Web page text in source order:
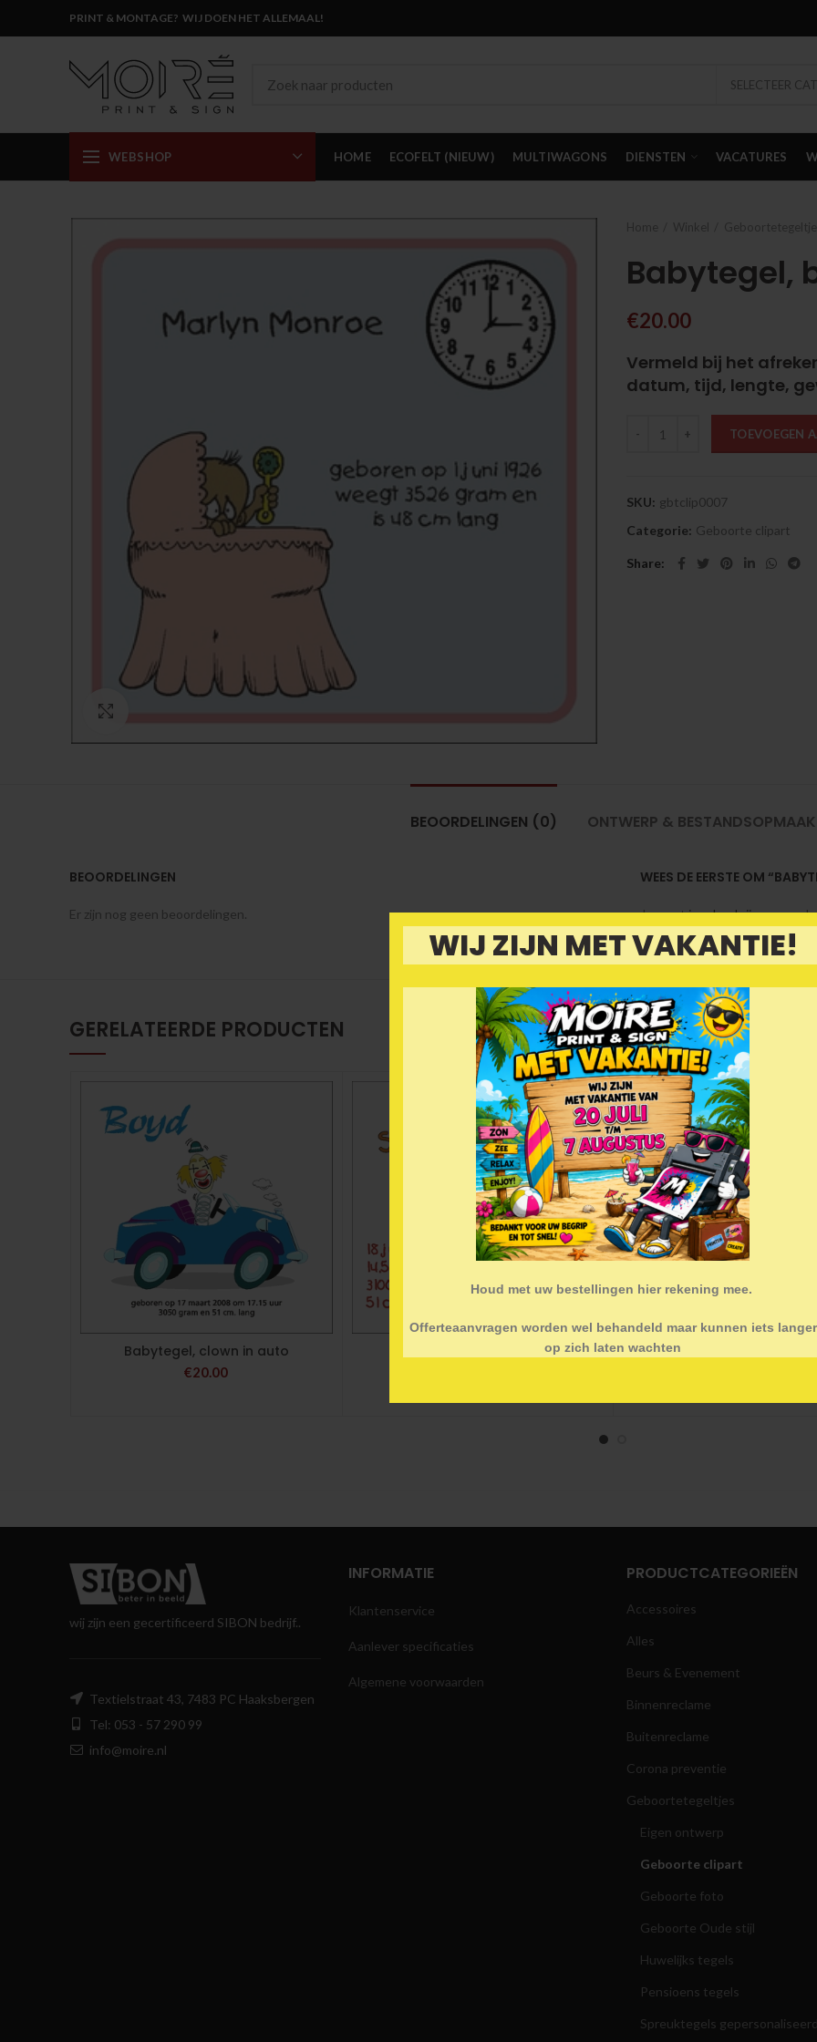
WIJ ZIJN MET VAKANTIE!
Houd met uw bestellingen hier rekening mee.
Offerteaanvragen worden wel behandeld maar kunnen iets langer
op zich laten wachten
PRINT & MONTAGE? WIJ DOEN HET ALLEMAAL!
SELECTEER
WEBSHOP HOME ECOFELT (NIEUW) MULTIWAGONS DIENSTEN VACATURES
Babytegel,
€20.00
Vermeld bij het
datum, tijd, lengte,
TOEVOEGEN
SKU: gbtclip0007
Categorie: Geboorte clipart
Share
BEOORDELINGEN (0) ONTWERP & BESTANDSOPMAAK
BEOORDELINGEN
Er zijn nog geen beoordelingen.
WEES DE EERSTE OM
Je moetingelogd zijnom een
GERELATEERDE PRODUCTEN
Babytegel, clown in auto
€20.00
Babytegel, baby met
wij zijn een gecertificeerd SIBON bedrijf..
Textielstraat 43, 7483 PC Haaksbergen
Tel: 053 - 57 290 99
info@moire.nl
INFORMATIE
Klantenservice
Aanlever specificaties
Algemene voorwaarden
PRODUCTCATEGORIEËN
Accessoires
Alles
Beurs & Evenement
Binnenreclame
Buitenreclame
Corona preventie
Geboortetegeltjes
Eigen ontwerp
Geboorte clipart
Geboorte foto
Geboorte Oude stijl
Huwelijks tegels
Pensioens tegels
Spreuktegels gepersonaliseerd